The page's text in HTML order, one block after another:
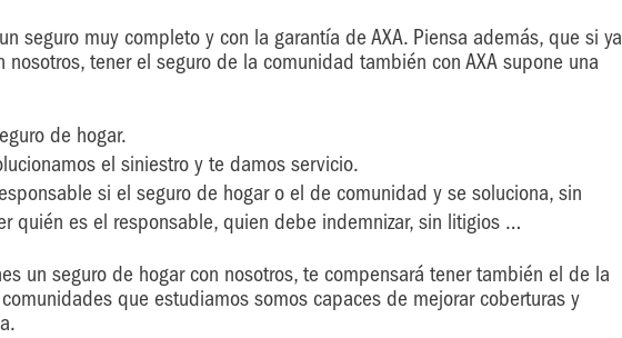
seguro muy completo y con la garantía de AXA. Piensa además, que si ya
nosotros, tener el seguro de la comunidad también con AXA supone una
de hogar.
el siniestro y te damos servicio.
si el seguro de hogar o el de comunidad y se soluciona, sin
quién es el responsable, quien debe indemnizar, sin litigios …
un seguro de hogar con nosotros, te compensará tener también el de la
que estudiamos somos capaces de mejorar coberturas y